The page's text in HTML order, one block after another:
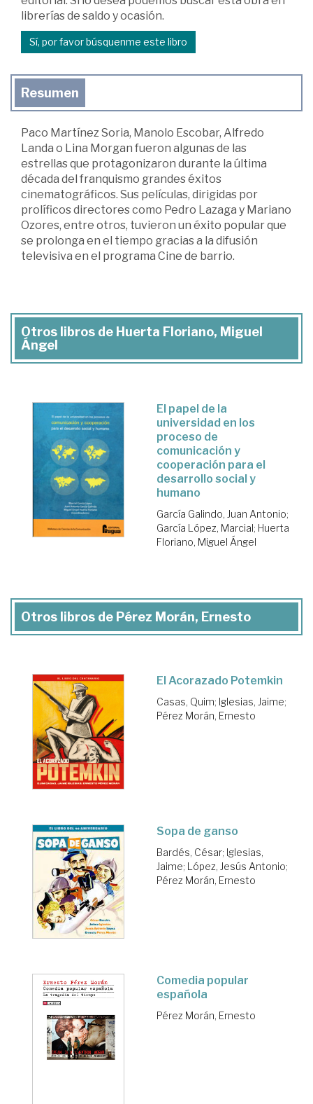
librerías de saldo y ocasión.
Sí, por favor búsquenme este libro
Resumen
Paco Martínez Soria, Manolo Escobar, Alfredo
Landa o Lina Morgan fueron algunas de las
estrellas que protagonizaron durante la última
década del franquismo grandes éxitos
cinematográficos. Sus películas, dirigidas por
prolíficos directores como Pedro Lazaga y Mariano
Ozores, entre otros, tuvieron un éxito popular que
se prolonga en el tiempo gracias a la difusión
televisiva en el programa Cine de barrio.
Otros libros de Huerta Floriano, Miguel
Ángel
El papel de la
universidad en los
proceso de
comunicación y
cooperación para el
desarrollo social y
humano
García Galindo, Juan Antonio;
García López, Marcial; Huerta
Floriano, Miguel Ángel
Otros libros de Pérez Morán, Ernesto
El Acorazado Potemkin
Casas, Quim; Iglesias, Jaime;
Pérez Morán, Ernesto
Sopa de ganso
Bardés, César; Iglesias,
Jaime; López, Jesús Antonio;
Pérez Morán, Ernesto
Comedia popular
española
Pérez Morán, Ernesto